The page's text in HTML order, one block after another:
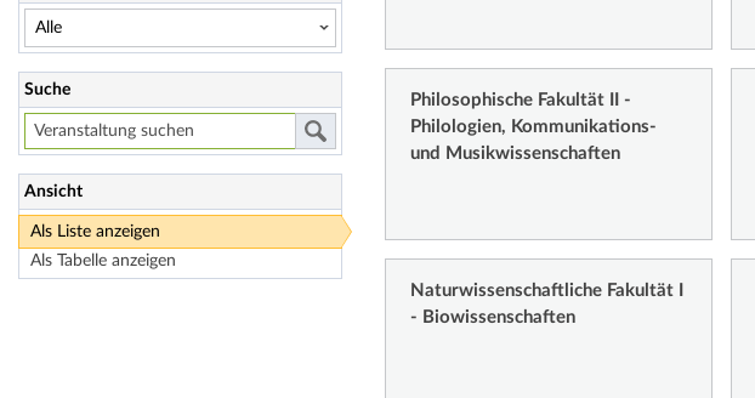
Suche
Ansicht
Als Liste anzeigen
Als Tabelle anzeigen
Philosophische Fakultät II -
Philologien, Kommunikations-
und Musikwissenschaften
Naturwissenschaftliche Fakultät I
- Biowissenschaften